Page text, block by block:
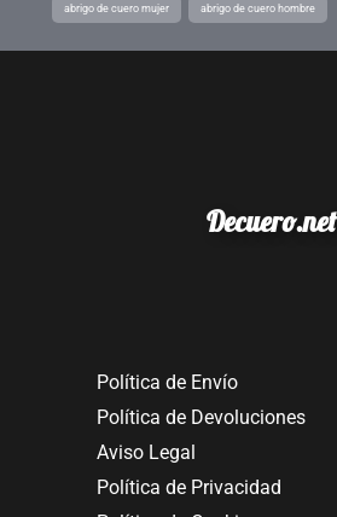
abrigo de cuero mujer abrigo de cuero hombre
Decuero.net
Política de Envío
Política de Devoluciones
Aviso Legal
Política de Privacidad